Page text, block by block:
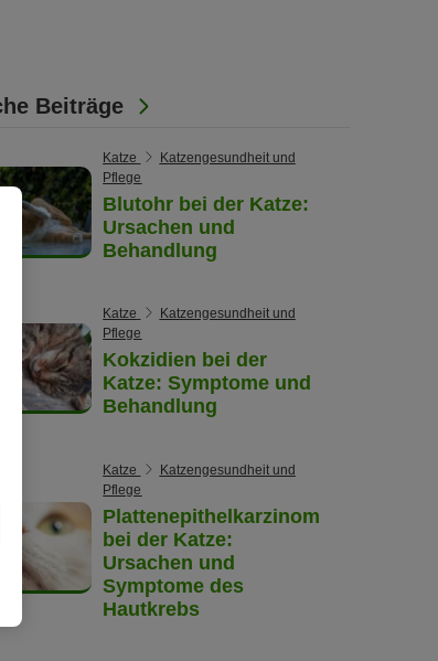
Beiträge
Katze
Katzengesundheit und
Pflege
Blutohr bei der Katze:
Ursachen und
Behandlung
Katze
Katzengesundheit und
Pflege
Kokzidien bei der
Katze: Symptome und
Behandlung
Katze
Katzengesundheit und
Pflege
Plattenepithelkarzinom
bei der Katze:
Ursachen und
Symptome des
Hautkrebs